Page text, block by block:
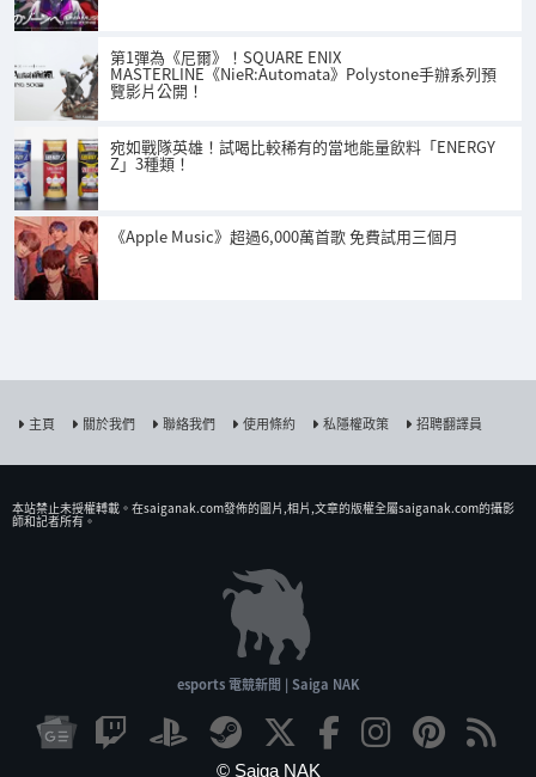
第1彈為《尼爾》！SQUARE ENIX
MASTERLINE《NieR:Automata》Polystone手辦系列預
覽影片公開！
宛如戰隊英雄！試喝比較稀有的當地能量飲料「ENERGY
Z」3種類！
《Apple Music》超過6,000萬首歌 免費試用三個月
主頁 關於我們 聯絡我們 使用條約 私隱權政策 招聘翻譯員
本站禁止未授權𨍭載。在saiganak.com發佈的圖片,相片,文章的版權全屬saiganak.com的攝影
師和記者所有。
esports 電競新聞 | Saiga NAK
© Saiga NAK